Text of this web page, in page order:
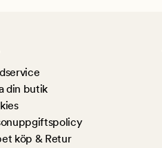
din butik
köp & Retur